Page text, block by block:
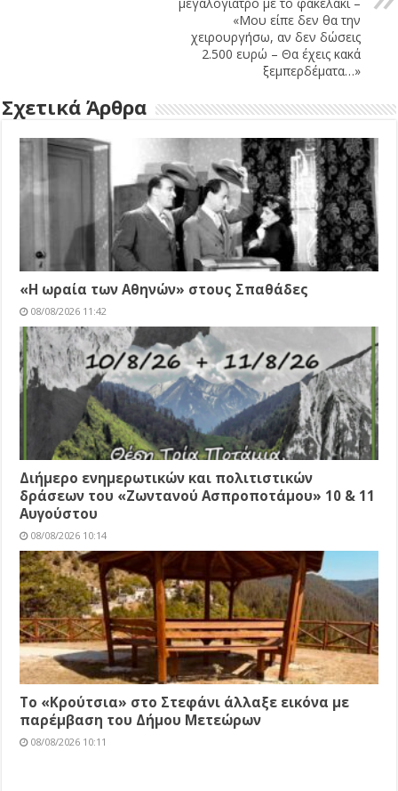
μεγαλογιατρό με το φακελάκι –
«Μου είπε δεν θα την
χειρουργήσω, αν δεν δώσεις
2.500 ευρώ – Θα έχεις κακά
ξεμπερδέματα…»
Σχετικά Άρθρα
«Η ωραία των Αθηνών» στους Σπαθάδες
08/08/2026 11:42
Διήμερο ενημερωτικών και πολιτιστικών
δράσεων του «Ζωντανού Ασπροποτάμου» 10 & 11
Αυγούστου
08/08/2026 10:14
Το «Κρούτσια» στο Στεφάνι άλλαξε εικόνα με
παρέμβαση του Δήμου Μετεώρων
08/08/2026 10:11